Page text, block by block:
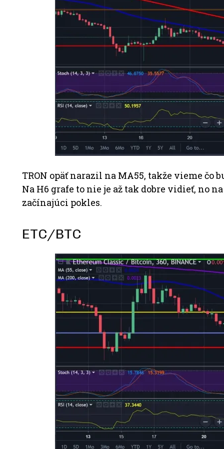
TRON opäť narazil na MA55, takže vieme čo
Na H6 grafe to nie je až tak dobre vidieť, no
začínajúci pokles.
ETC/BTC